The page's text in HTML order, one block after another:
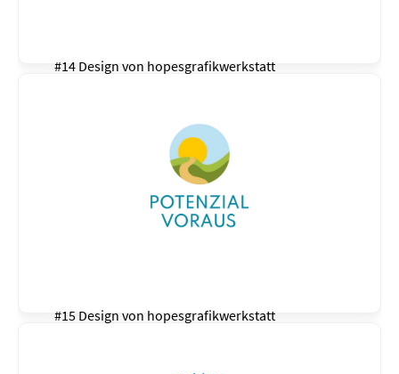
#14 Design von hopesgrafikwerkstatt
#15 Design von hopesgrafikwerkstatt